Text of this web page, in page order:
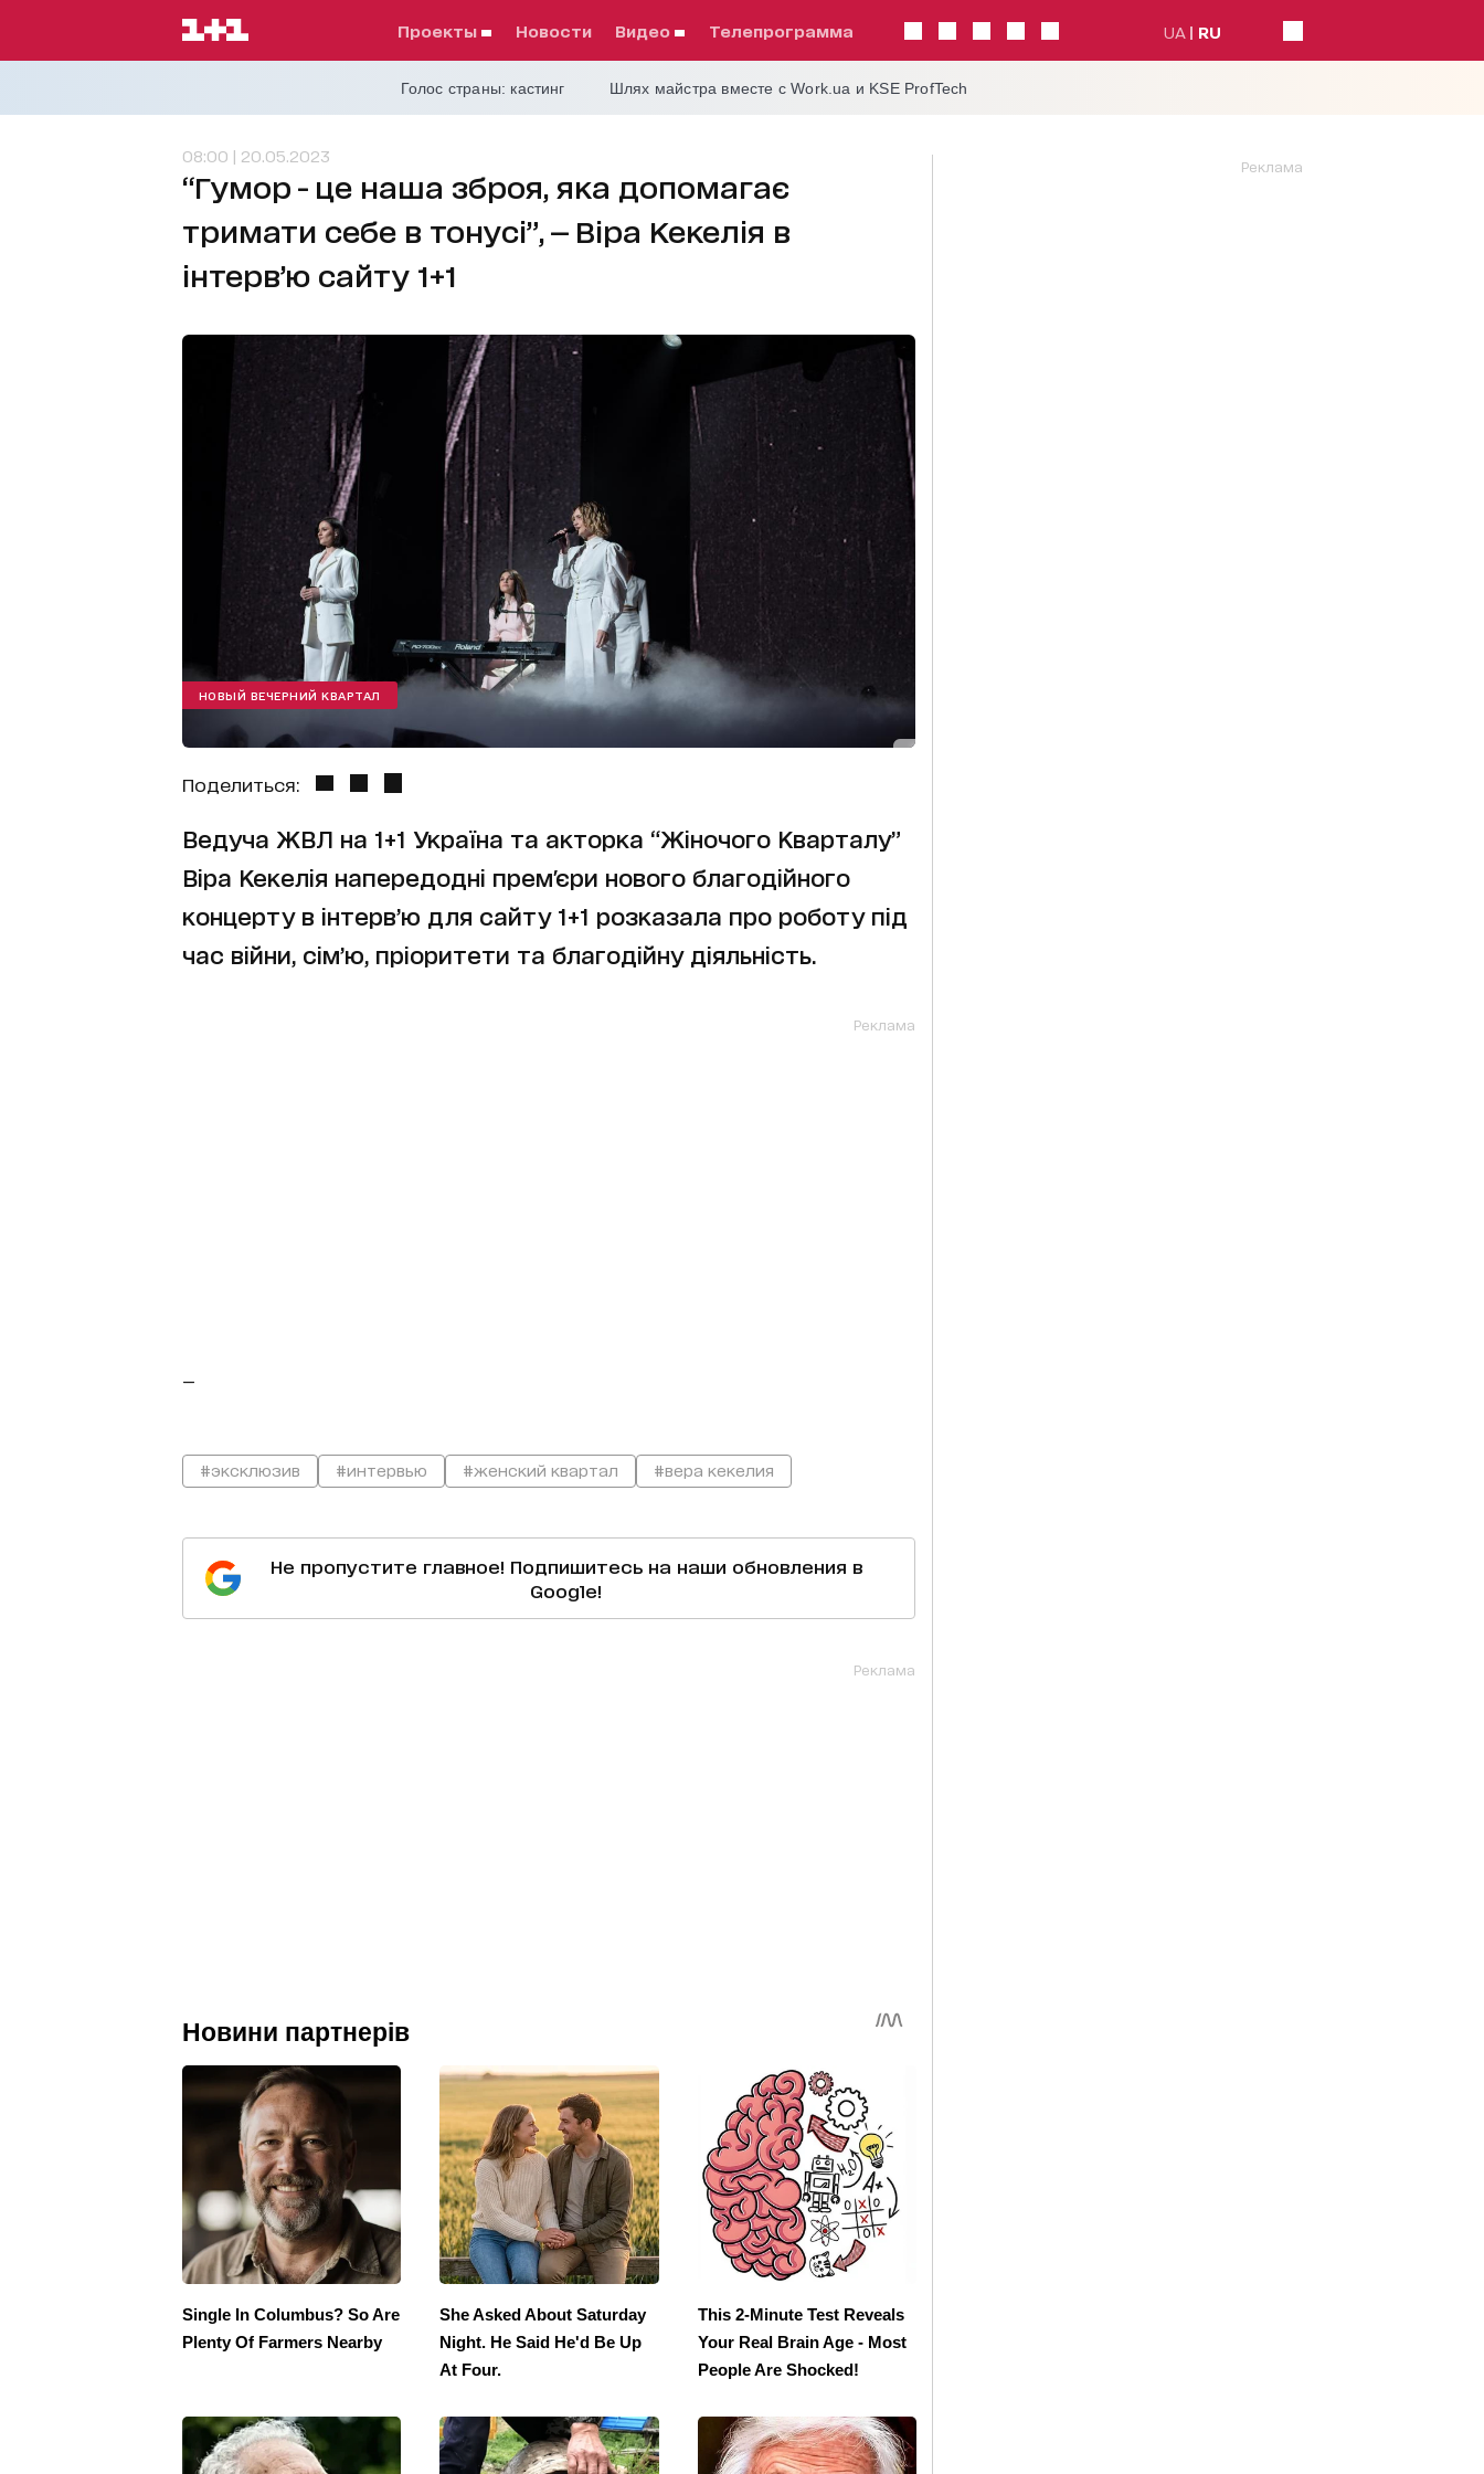
проекты Новости видео телепрограмма UA RU
Голос страны: кастинг Шлях майстра вместе с Work.ua и KSE ProfTech
08:00 | 20.05.2023
“Гумор - це наша зброя, яка допомагає
тримати себе в тонусі”, — Віра Кекелія в
інтерв’ю сайту 1+1
НОВЫЙ ВЕЧЕРНИЙ КВАРТАЛ
Поделиться:
Ведуча ЖВЛ на 1+1 Україна та акторка “Жіночого Кварталу”
Віра Кекелія напередодні прем'єри нового благодійного
концерту в інтерв’ю для сайту 1+1 розказала про роботу під
час війни, сім’ю, пріоритети та благодійну діяльність.
Реклама
—
#эксклюзив #интервью #женский квартал #вера кекелия
Не пропустите главное! Подпишитесь на наши обновления в
Google!
Реклама
Реклама